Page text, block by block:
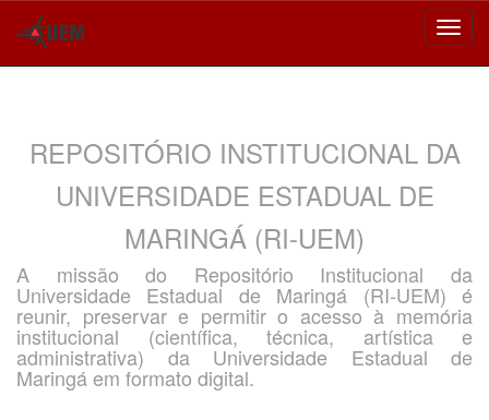
REPOSITÓRIO INSTITUCIONAL DA
UNIVERSIDADE ESTADUAL DE
MARINGÁ (RI-UEM)
A missão do Repositório Institucional da
Universidade Estadual de Maringá (RI-UEM) é
reunir, preservar e permitir o acesso à memória
institucional (científica, técnica, artística e
administrativa) da Universidade Estadual de
Maringá em formato digital.